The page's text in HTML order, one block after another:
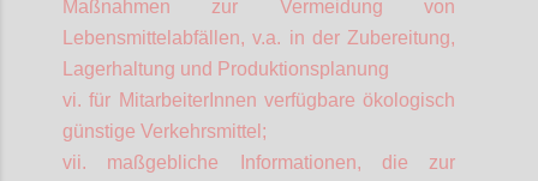
Maßnahmen zur Vermeidung von
Lebensmittelabfällen, v.a. in der Zubereitung,
Lagerhaltung und Produktionsplanung
vi. für MitarbeiterInnen verfügbare ökologisch
günstige Verkehrsmittel;
vii. maßgebliche Informationen, die zur